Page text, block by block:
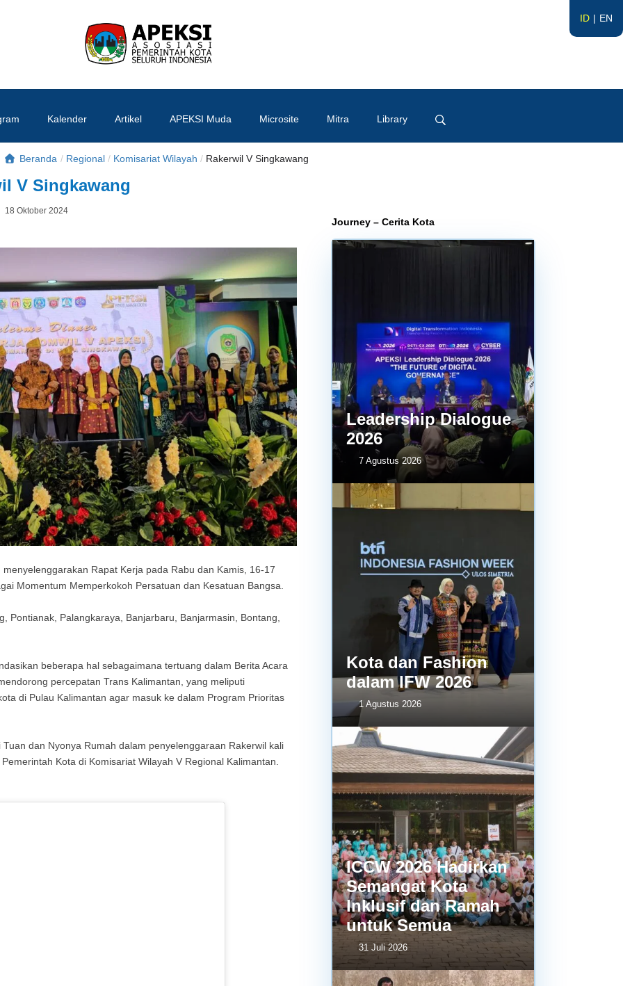
ID EN
APEKSI
#APEKSInergi
Kalender Artikel APEKSI Muda Microsite Mitra Library
Beranda / Regional / Komisariat Wilayah / Rakerwil V Singkawang
V Singkawang
Posted
18 Oktober 2024
Rapat Kerja pada Rabu dan Kamis, 16-17
Momentum Memperkokoh Persatuan dan Kesatuan Bangsa.
Pontianak, Palangkaraya, Banjarbaru, Banjarmasin, Bontang,
beberapa hal sebagaimana tertuang dalam Berita Acara
percepatan Trans Kalimantan, yang meliputi
di Pulau Kalimantan agar masuk ke dalam Program Prioritas
dan Nyonya Rumah dalam penyelenggaraan Rakerwil kali
Kota di Komisariat Wilayah V Regional Kalimantan.
Journey – Cerita Kota
Leadership Dialogue
2026
7 Agustus 2026
Kota dan Fashion
dalam IFW 2026
1 Agustus 2026
ICCW 2026 Hadirkan
Semangat Kota
Inklusif dan Ramah
untuk Semua
31 Juli 2026